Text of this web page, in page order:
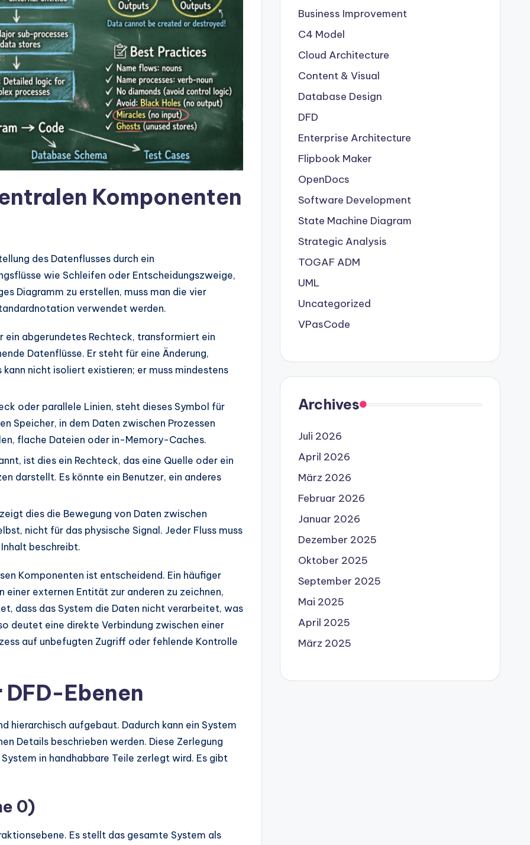
Komponenten
des Datenflusses durch ein
wie Schleifen oder Entscheidungszweige,
Diagramm zu erstellen, muss man die vier
verwendet werden.
ein abgerundetes Rechteck, transformiert ein
Datenflüsse. Er steht für eine Änderung,
nicht isoliert existieren; er muss mindestens
oder parallele Linien, steht dieses Symbol für
Speicher, in dem Daten zwischen Prozessen
flache Dateien oder in-Memory-Caches.
ist dies ein Rechteck, das eine Quelle oder ein
darstellt. Es könnte ein Benutzer, ein anderes
dies die Bewegung von Daten zwischen
nicht für das physische Signal. Jeder Fluss muss
beschreibt.
Komponenten ist entscheidend. Ein häufiger
einer externen Entität zur anderen zu zeichnen,
dass das System die Daten nicht verarbeitet, was
deutet eine direkte Verbindung zwischen einer
auf unbefugten Zugriff oder fehlende Kontrolle
Ebenen
hierarchisch aufgebaut. Dadurch kann ein System
Details beschrieben werden. Diese Zerlegung
in handhabbare Teile zerlegt wird. Es gibt
0)
Es stellt das gesamte System als
Business Improvement
C4 Model
Cloud Architecture
Content & Visual
Database Design
DFD
Enterprise Architecture
Flipbook Maker
OpenDocs
Software Development
State Machine Diagram
Strategic Analysis
TOGAF ADM
UML
Uncategorized
VPasCode
Archives
Juli 2026
April 2026
März 2026
Februar 2026
Januar 2026
Dezember 2025
Oktober 2025
September 2025
Mai 2025
April 2025
März 2025